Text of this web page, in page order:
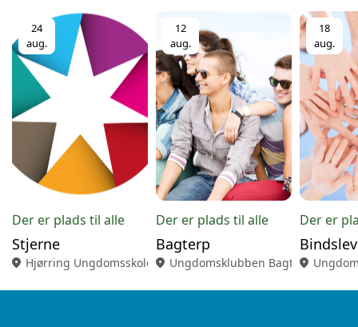
24
aug.
Der er plads til alle
Stjerne
location_on Hjørring Ungdomsskole
12
aug.
Der er plads til alle
Bagterp
location_on Ungdomsklubben Bagterp
18
aug.
Der er
Bindslev
location_on